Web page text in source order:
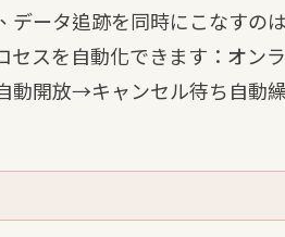
データ追跡を同時にこなすの
セスを自動化できます：オン
開放→キャンセル待ち自動繰